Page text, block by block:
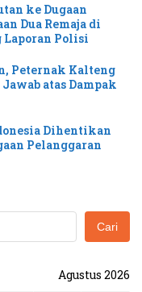
ke Dugaan
Dua Remaja di
Laporan Polisi
Peternak Kalteng
atas Dampak
Dihentikan
Pelanggaran
Cari
Agustus 2026